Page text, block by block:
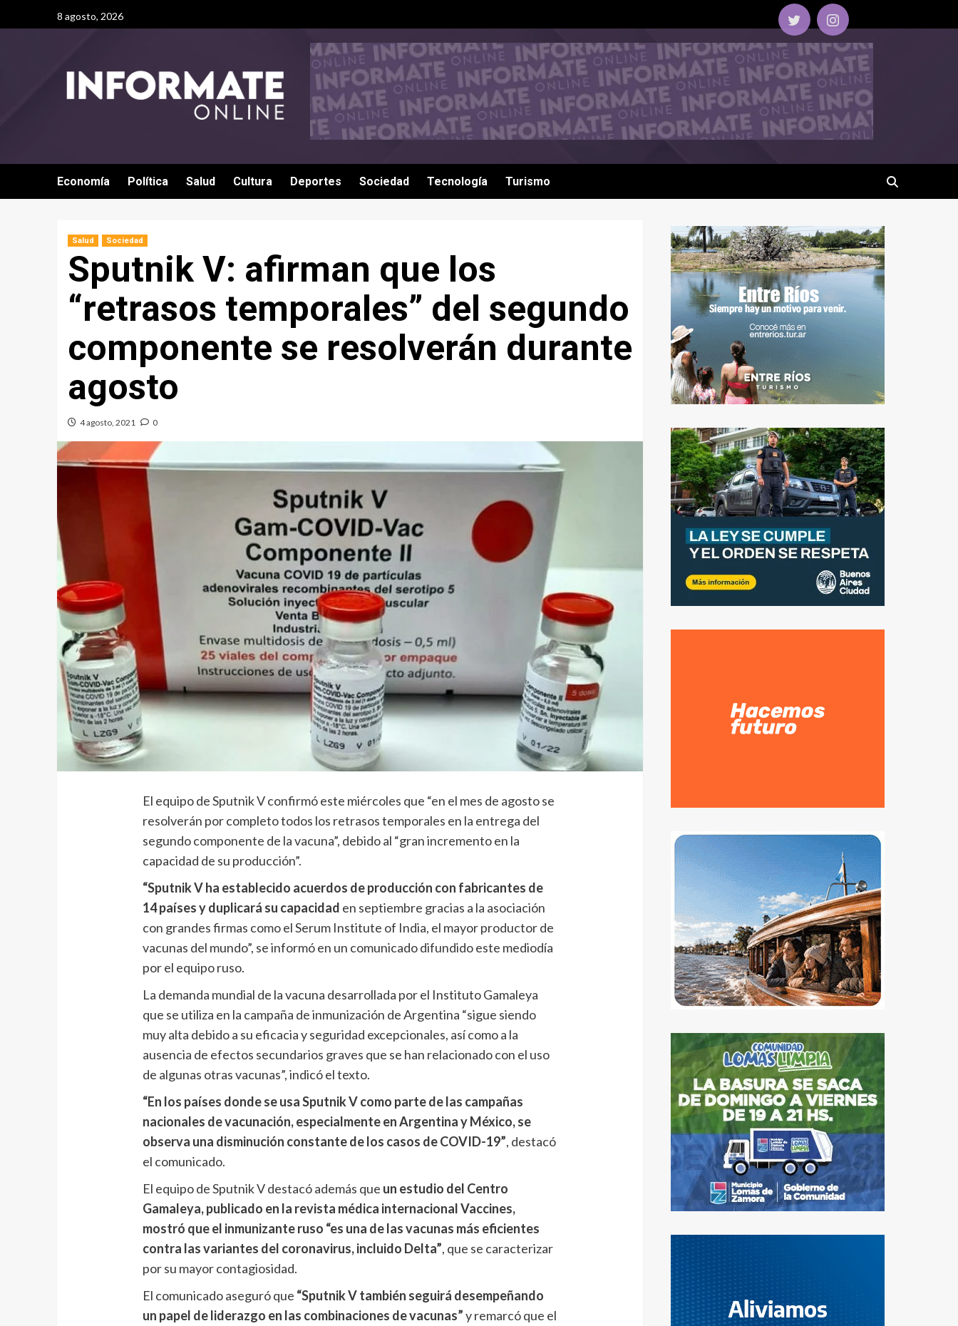
8 agosto, 2026
Economía Política Salud Cultura Deportes Sociedad Tecnología Turismo
Salud Sociedad
Sputnik V: afirman que los
“retrasos temporales” del segundo
componente se resolverán durante
agosto
4 agosto, 2021 0
El equipo de Sputnik V confirmó este miércoles que “en el mes de agosto se
resolverán por completo todos los retrasos temporales en la entrega del
segundo componente de la vacuna”, debido al “gran incremento en la
capacidad de su producción”.
“Sputnik V ha establecido acuerdos de producción con fabricantes de
14 países y duplicará su capacidad en septiembre gracias a la asociación
con grandes firmas como el Serum Institute of India, el mayor productor de
vacunas del mundo”, se informó en un comunicado difundido este mediodía
por el equipo ruso.
La demanda mundial de la vacuna desarrollada por el Instituto Gamaleya
que se utiliza en la campaña de inmunización de Argentina “sigue siendo
muy alta debido a su eficacia y seguridad excepcionales, así como a la
ausencia de efectos secundarios graves que se han relacionado con el uso
de algunas otras vacunas”, indicó el texto.
“En los países donde se usa Sputnik V como parte de las campañas
nacionales de vacunación, especialmente en Argentina y México, se
observa una disminución constante de los casos de COVID-19”, destacó
el comunicado.
El equipo de Sputnik V destacó además que un estudio del Centro
Gamaleya, publicado en la revista médica internacional Vaccines,
mostró que el inmunizante ruso “es una de las vacunas más eficientes
contra las variantes del coronavirus, incluido Delta”, que se caracterizar
por su mayor contagiosidad.
El comunicado aseguró que “Sputnik V también seguirá desempeñando
un papel de liderazgo en las combinaciones de vacunas”y remarcó que el